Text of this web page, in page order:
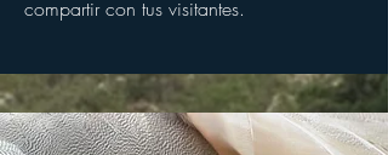
compartir con tus visitantes.